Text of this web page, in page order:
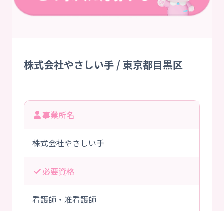
株式会社やさしい手 / 東京都目黒区
事業所名
株式会社やさしい手
必要資格
看護師・准看護師